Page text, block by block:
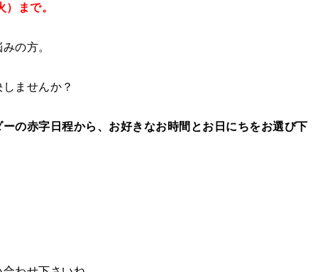
まで。
の方。
ませんか？
の赤字日程から、お好きなお時間とお日にちをお選び下